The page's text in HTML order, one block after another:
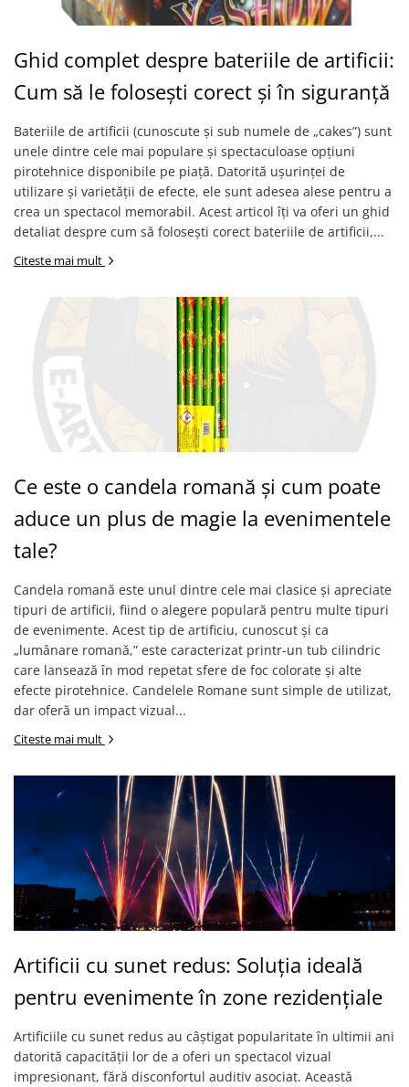
Ghid complet despre bateriile de artificii:
Cum să le folosești corect și în siguranță
Bateriile de artificii (cunoscute și sub numele de „cakes”) sunt
unele dintre cele mai populare și spectaculoase opțiuni
pirotehnice disponibile pe piață. Datorită ușurinței de
utilizare și varietății de efecte, ele sunt adesea alese pentru a
crea un spectacol memorabil. Acest articol îți va oferi un ghid
detaliat despre cum să folosești corect bateriile de artificii,...
Citeste mai mult
Ce este o candela romană și cum poate
aduce un plus de magie la evenimentele
tale?
Candela romană este unul dintre cele mai clasice și apreciate
tipuri de artificii, fiind o alegere populară pentru multe tipuri
de evenimente. Acest tip de artificiu, cunoscut și ca
„lumânare romană,” este caracterizat printr-un tub cilindric
care lansează în mod repetat sfere de foc colorate și alte
efecte pirotehnice. Candelele Romane sunt simple de utilizat,
dar oferă un impact vizual...
Citeste mai mult
Artificii cu sunet redus: Soluția ideală
pentru evenimente în zone rezidențiale
Artificiile cu sunet redus au câștigat popularitate în ultimii ani
datorită capacității lor de a oferi un spectacol vizual
impresionant, fără disconfortul auditiv asociat. Această